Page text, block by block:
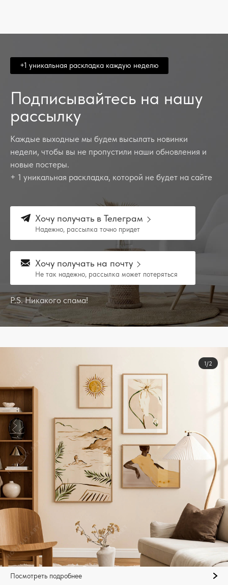
+1 уникальная раскладка каждую неделю
Подписывайтесь на нашу
рассылку
Каждые выходные мы будем высылать новинки
недели, чтобы вы не пропустили наши обновления и
новые постеры.
+ 1 уникальная раскладка, которой не будет на сайте
Хочу получать в Телеграм
Надежно, рассылка точно придет
Хочу получать на почту
Не так надежно, рассылка может потеряться
P.S. Никакого спама!
1/2
Посмотреть подробнее